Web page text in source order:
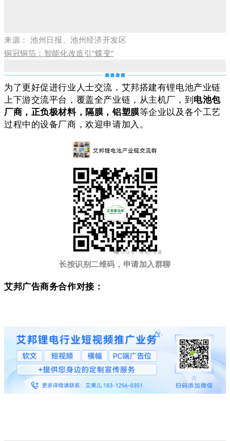
来源： 池州日报、池州经济开发区
铜冠铜箔：智能化改造引“蝶变”
为了更好促进行业人士交流，艾邦搭建有锂电池产业链
上下游交流平台，覆盖全产业链，从主机厂，到电池包
厂商，正负极材料，隔膜，铝塑膜等企业以及各个工艺
过程中的设备厂商，欢迎申请加入。
长按识别二维码，申请加入群聊
艾邦广告商务合作对接：